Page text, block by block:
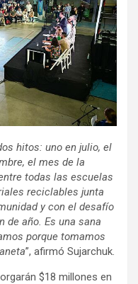
hitos: uno en julio, el
el mes de la
todas las escuelas
reciclables junta
y con el desafío
de año. Es una sana
porque tomamos
”, afirmó Sujarchuk.
$18 millones en